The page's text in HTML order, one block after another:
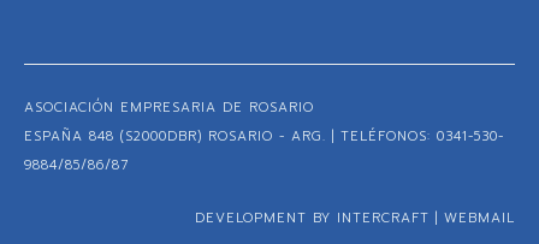
ASOCIACIÓN EMPRESARIA DE ROSARIO
ESPAÑA 848 (S2000DBR) ROSARIO - ARG. | TELÉFONOS: 0341-530-
9884/85/86/87
DEVELOPMENT BY INTERCRAFT | WEBMAIL